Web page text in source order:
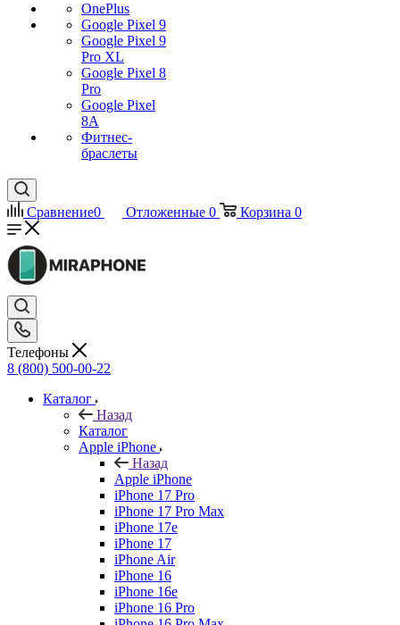
OnePlus
Google Pixel 9
Google Pixel 9
Pro XL
Google Pixel 8
Pro
Google Pixel
8A
Фитнес-
браслеты
Сравнение0 Отложенные 0 Корзина 0
Телефоны
8 (800) 500-00-22
Каталог
Назад
Каталог
Apple iPhone
Назад
Apple iPhone
iPhone 17 Pro
iPhone 17 Pro Max
iPhone 17e
iPhone 17
iPhone Air
iPhone 16
iPhone 16e
iPhone 16 Pro